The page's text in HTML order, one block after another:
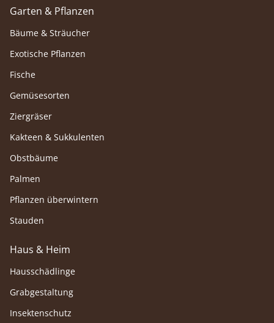
Garten & Pflanzen
Bäume & Sträucher
Exotische Pflanzen
Fische
Gemüsesorten
Ziergräser
Kakteen & Sukkulenten
Obstbäume
Palmen
Pflanzen überwintern
Stauden
Haus & Heim
Hausschädlinge
Grabgestaltung
Insektenschutz